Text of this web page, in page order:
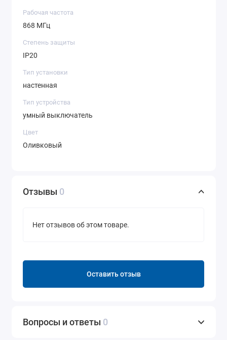
Рабочая частота
868 МГц
Степень защиты
IP20
Тип установки
настенная
Тип устройства
умный выключатель
Цвет
Оливковый
Отзывы 0
Нет отзывов об этом товаре.
Оставить отзыв
Вопросы и ответы 0